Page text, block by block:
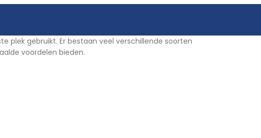
plek gebruikt. Er bestaan veel verschillende soorten
voordelen bieden.